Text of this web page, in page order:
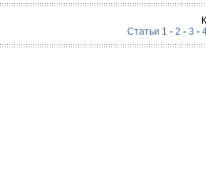
Статьи 1 - 2 - 3 -